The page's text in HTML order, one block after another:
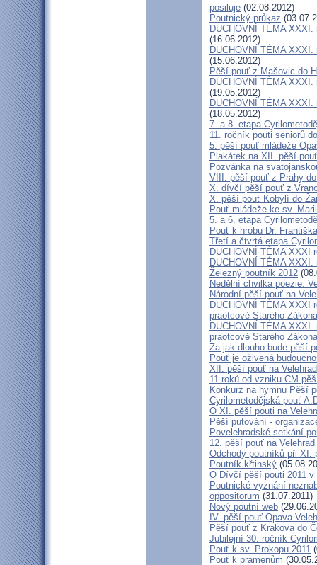
posiluje (02.08.2012)
Poutnický průkaz
DUCHOVNÍ TÉMA
(16.06.2012)
DUCHOVNÍ TÉMA
(15.06.2012)
Pěší pouť z Mašovic do
DUCHOVNÍ TÉMA
(19.05.2012)
DUCHOVNÍ TÉMA
(18.05.2012)
7. a 8. etapa
11. ročník pouti seniorů
5. pěší pouť mládeže
Plakátek na XII. pěší
Pozvánka na
VIII. pěší pouť z Prahy
X. dívčí pěší pouť z
X. pěší pouť Kobylí do
Pouť mládeže ke sv.
5. a 6. etapa
Pouť k hrobu Dr.
Třetí a čtvrtá etapa
DUCHOVNÍ TÉMA XXXI
DUCHOVNÍ TÉMA
Železný poutník 2012
Nedělní chvilka poezie:
Národní pěší pouť na
DUCHOVNÍ TÉMA XXXI
praotcové Starého Zákona
DUCHOVNÍ TÉMA
praotcové Starého Zákona
Za jak dlouho bude pěší
Pouť je oživená
XII. pěší pouť na
11 roků od vzniku CM
Konkurz na hymnu Pěší
Cyrilometodějská pouť
O XI. pěší pouti na
Pěší putování -
Povelehradské setkání
12. pěší pouť na Velehrad
Odchody poutníků při XI.
Poutník křtinský
O Dívčí pěší pouti 2011 v
Poutnické vyznání
oppositorum (31.07.2011)
Nový poutní web
IV. pěší pouť Opava-
Pěší pouť z Krakova do
Jubilejní 30. ročník
Pouť k sv. Prokopu 2011
Pouť k pramenům